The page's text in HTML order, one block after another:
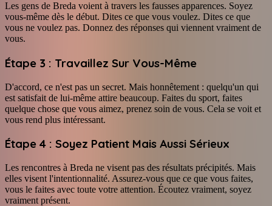
Les gens de Breda voient à travers les fausses apparences. Soyez
vous-même dès le début. Dites ce que vous voulez. Dites ce que
vous ne voulez pas. Donnez des réponses qui viennent vraiment de
vous.
Étape 3 : Travaillez Sur Vous-Même
D'accord, ce n'est pas un secret. Mais honnêtement : quelqu'un qui
est satisfait de lui-même attire beaucoup. Faites du sport, faites
quelque chose que vous aimez, prenez soin de vous. Cela se voit et
vous rend plus intéressant.
Étape 4 : Soyez Patient Mais Aussi Sérieux
Les rencontres à Breda ne visent pas des résultats précipités. Mais
elles visent l'intentionnalité. Assurez-vous que ce que vous faites,
vous le faites avec toute votre attention. Écoutez vraiment, soyez
vraiment présent.